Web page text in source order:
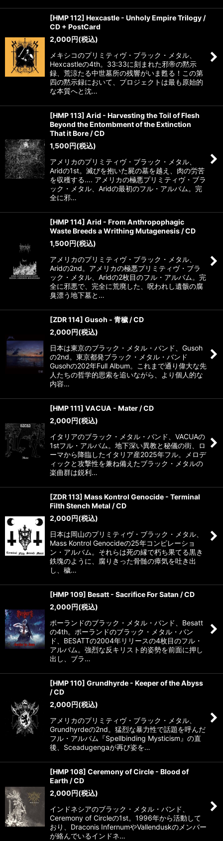
[HMP 112] Hexcastle - Unholy Empire Trilogy /
CD + PostCard
2,000円(税込)
メキシコのプリミティヴ・ブラック・メタル、
Hexcastleの4th。33:33に刻まれた邪帝の黙示
録、荒涼たる中世墓所の残響がいま甦る！この第
四の黙示録において、プロジェクトは最も原始的
な本質へと沈…
[HMP 113] Arid - Harvesting the Toil of Flesh
Beyond the Entombment of the Extinction
That it Bore / CD
1,500円(税込)
アメリカのプリミティヴ・ブラック・メタル、
Aridの1st。滅びを抱いた屍の墓を越え、肉の労苦
を収穫する.... アメリカの極悪プリミティヴ・ブラ
ック・メタル、Aridの最初のフル・アルバム。完
全に邪…
[HMP 114] Arid - From Anthropophagic
Waste Breeds a Writhing Mutagenesis / CD
1,500円(税込)
アメリカのプリミティヴ・ブラック・メタル、
Aridの2nd。アメリカの極悪プリミティヴ・ブラ
ック・メタル、Aridの2枚目のフル・アルバム。完
全に邪悪で、完全に荒廃した、呪われし遺骸の腐
臭漂う地下墓と…
[ZDR 114] Gusoh - 青穢 / CD
2,000円(税込)
日本は東京のブラック・メタル・バンド、Gusoh
の2nd。東京都発ブラック・メタル・バンド
Gusohの202年Full Album。これまで通り偉大な先
人たちの哲学的思索を追いながら、より個人的な
内容…
[HMP 111] VACUA - Mater / CD
2,000円(税込)
イタリアのブラック・メタル・バンド、VACUAの
1stフル・アルバム。地下深い異教と秘儀の街、ロ
ーマから降臨したイタリア産2025年フル。メロデ
ィックと攻撃性を兼ね備えたブラック・メタルの
楽曲群は鋭利…
[ZDR 113] Mass Kontrol Genocide - Terminal
Filth Stench Metal / CD
2,000円(税込)
日本は岡山のプリミティヴ・ブラック・メタル、
Mass Kontrol Genocideの25年コンピレーショ
ン・アルバム。それらは死の縁で朽ち果てる黒き
鉄塊のように、腐りきった骨髄の瘴気を吐き出
し、穢…
[HMP 109] Besatt - Sacrifice For Satan / CD
2,000円(税込)
ポーランドのブラック・メタル・バンド、Besatt
の4th。ポーランドのブラック・メタル・バン
ド、BESATTの2004年リリースの4枚目のフル・
アルバム。強烈な反キリスト的姿勢を前面に押し
出し、ブラ…
[HMP 110] Grundhyrde - Keeper of the Abyss
/ CD
2,000円(税込)
アメリカのプリミティヴ・ブラック・メタル、
Grundhyrdeの2nd。猛烈な暴力性で話題を呼んだ
フル・アルバム『Spellbinding Mysticism』の直
後、Sceadugengaが再び姿を…
[HMP 108] Ceremony of Circle - Blood of
Earth / CD
2,000円(税込)
インドネシアのブラック・メタル・バンド、
Ceremony of Circleの1st。1996年から活動して
おり、Draconis InfernumやVallenduskのメンバー
が絡んでいるインドネ…